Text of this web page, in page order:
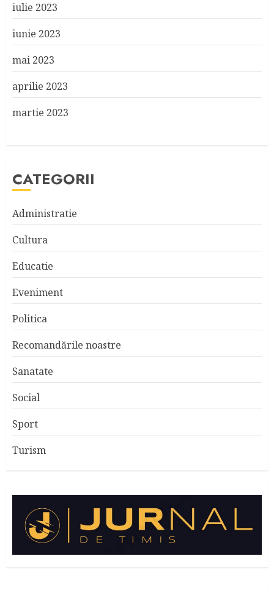
iulie 2023
iunie 2023
mai 2023
aprilie 2023
martie 2023
CATEGORII
Administratie
Cultura
Educatie
Eveniment
Politica
Recomandările noastre
Sanatate
Social
Sport
Turism